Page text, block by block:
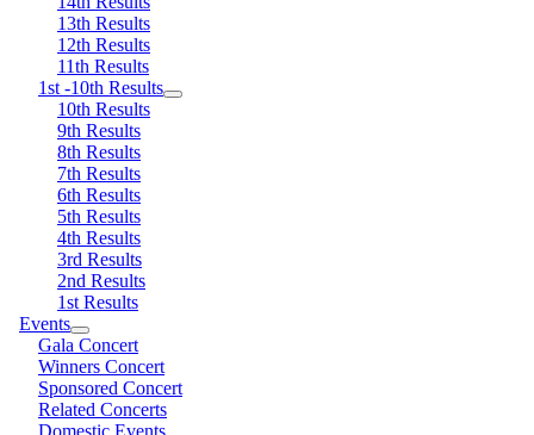
13th Results
12th Results
11th Results
1st -10th Results
10th Results
9th Results
8th Results
7th Results
6th Results
5th Results
4th Results
3rd Results
2nd Results
1st Results
Events
Gala Concert
Winners Concert
Sponsored Concert
Related Concerts
Domestic Events